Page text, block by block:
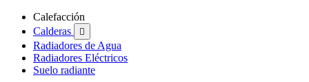
Calefacción
Calderas

Radiadores de Agua
Radiadores Eléctricos
Suelo radiante